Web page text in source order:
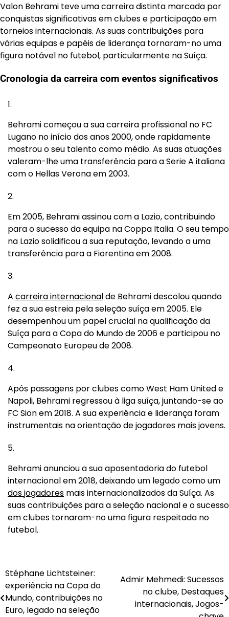
Valon Behrami teve uma carreira distinta marcada por
conquistas significativas em clubes e participação em
torneios internacionais. As suas contribuições para
várias equipas e papéis de liderança tornaram-no uma
figura notável no futebol, particularmente na Suíça.
Cronologia da carreira com eventos significativos
Behrami começou a sua carreira profissional no FC
Lugano no início dos anos 2000, onde rapidamente
mostrou o seu talento como médio. As suas atuações
valeram-lhe uma transferência para a Serie A italiana
com o Hellas Verona em 2003.
Em 2005, Behrami assinou com a Lazio, contribuindo
para o sucesso da equipa na Coppa Italia. O seu tempo
na Lazio solidificou a sua reputação, levando a uma
transferência para a Fiorentina em 2008.
A carreira internacionalde Behrami descolou quando
fez a sua estreia pela seleção suíça em 2005. Ele
desempenhou um papel crucial na qualificação da
Suíça para a Copa do Mundo de 2006 e participou no
Campeonato Europeu de 2008.
Após passagens por clubes como West Ham United e
Napoli, Behrami regressou à liga suíça, juntando-se ao
FC Sion em 2018. A sua experiência e liderança foram
instrumentais na orientação de jogadores mais jovens.
Behrami anunciou a sua aposentadoria do futebol
internacional em 2018, deixando um legado como um
dos jogadores mais internacionalizados da Suíça. As
suas contribuições para a seleção nacional e o sucesso
em clubes tornaram-no uma figura respeitada no
futebol.
Post
navigation
Stéphane Lichtsteiner:
experiência na Copa do
Mundo, contribuições no
Euro, legado na seleção
Admir Mehmedi: Sucessos
no clube, Destaques
internacionais, Jogos-